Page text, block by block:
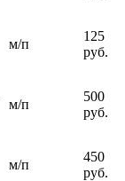
м/п
125
руб.
м/п
500
руб.
м/п
450
руб.